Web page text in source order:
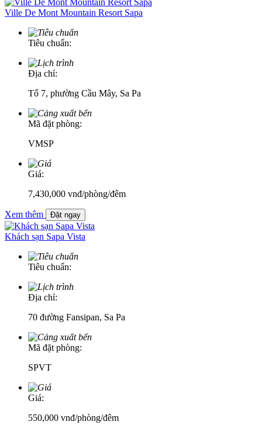
Ville De Mont Mountain Resort Sapa
Tiêu chuẩn:
Địa chỉ:
Tổ 7, phường Cầu Mây, Sa Pa
Mã đặt phòng:
VMSP
Giá:
7,430,000 vnđ/phòng/đêm
Xem thêm Đặt ngay
Khách sạn Sapa Vista
Tiêu chuẩn:
Địa chỉ:
70 đường Fansipan, Sa Pa
Mã đặt phòng:
SPVT
Giá:
550,000 vnđ/phòng/đêm